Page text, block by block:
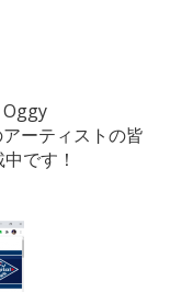
ーティストの皆
です！